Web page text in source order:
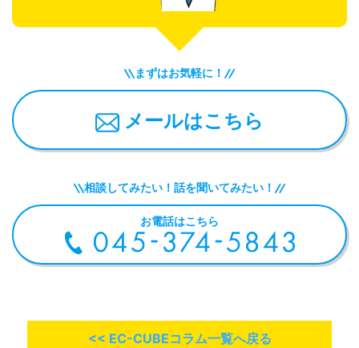
まずはお気軽に！
メールはこちら
相談してみたい！話を聞いてみたい！
お電話はこちら
<< EC-CUBEコラム一覧へ戻る